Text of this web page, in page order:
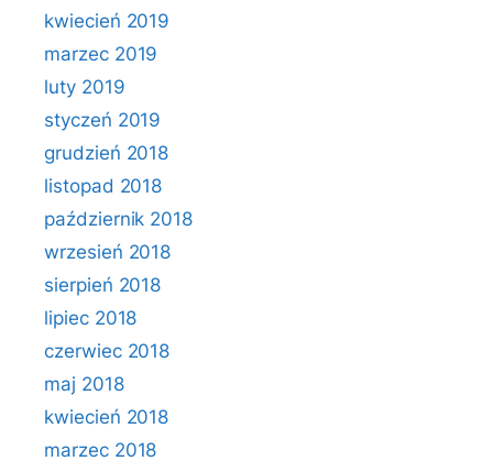
kwiecień 2019
marzec 2019
luty 2019
styczeń 2019
grudzień 2018
listopad 2018
październik 2018
wrzesień 2018
sierpień 2018
lipiec 2018
czerwiec 2018
maj 2018
kwiecień 2018
marzec 2018